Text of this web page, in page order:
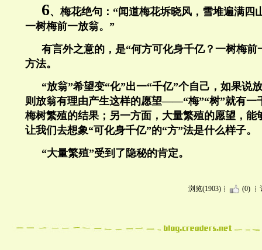
6、梅花绝句：“闻道梅花坼晓风，雪堆遍满四
一树梅前一放翁。”
有言外之意的，是“何方可化身千亿？一树梅前
方法。
“放翁”希望变“化”出一“千亿”个自己，如果说
则放翁有理由产生这样的愿望——“梅”“树”就有一
梅树繁殖的结果；另一方面，大量繁殖的愿望，能
让我们去想象“可化身千亿”的“方”法是什么样子。
“大量繁殖”受到了隐秘的肯定。
浏览(1903) (0)